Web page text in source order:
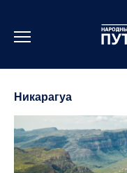
содержанию
Никарагуа